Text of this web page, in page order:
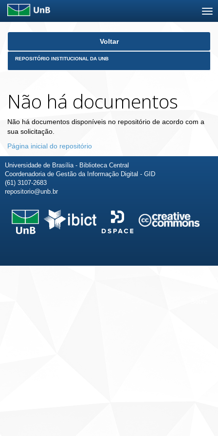
Skip
Voltar
REPOSITÓRIO INSTITUCIONAL DA UNB
Não há documentos
Não há documentos disponíveis no repositório de acordo com a
sua solicitação.
Página inicial do repositório
Universidade de Brasília - Biblioteca Central
Coordenadoria de Gestão da Informação Digital - GID
(61) 3107-2683
repositorio@unb.br